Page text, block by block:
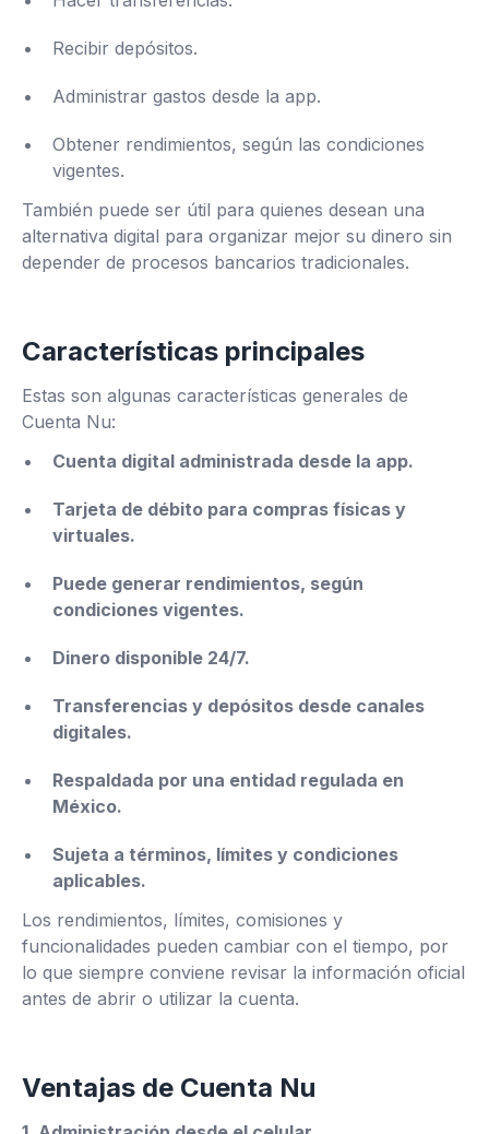
Recibir depósitos.
Administrar gastos desde la app.
Obtener rendimientos, según las condiciones
vigentes.
También puede ser útil para quienes desean una
alternativa digital para organizar mejor su dinero sin
depender de procesos bancarios tradicionales.
Características principales
Estas son algunas características generales de
Cuenta Nu:
Cuenta digital administrada desde la app.
Tarjeta de débito para compras físicas y
virtuales.
Puede generar rendimientos, según
condiciones vigentes.
Dinero disponible 24/7.
Transferencias y depósitos desde canales
digitales.
Respaldada por una entidad regulada en
México.
Sujeta a términos, límites y condiciones
aplicables.
Los rendimientos, límites, comisiones y
funcionalidades pueden cambiar con el tiempo, por
lo que siempre conviene revisar la información oficial
antes de abrir o utilizar la cuenta.
Ventajas de Cuenta Nu